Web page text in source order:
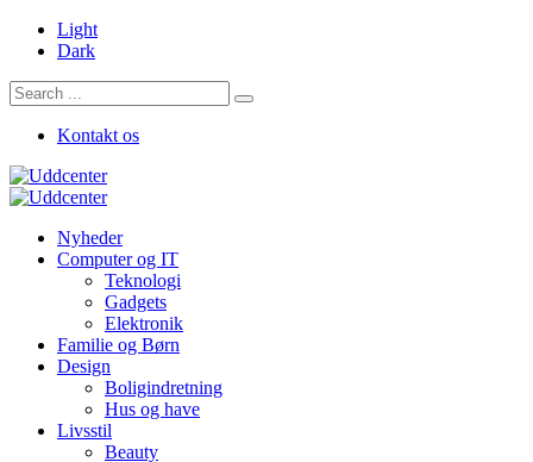
Light
Dark
Kontakt os
Nyheder
Computer og IT
Teknologi
Gadgets
Elektronik
Familie og Børn
Design
Boligindretning
Hus og have
Livsstil
Beauty